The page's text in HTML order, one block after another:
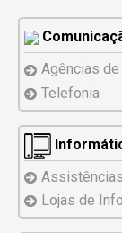
Agências
Telefonia
Assistências
Lojas de